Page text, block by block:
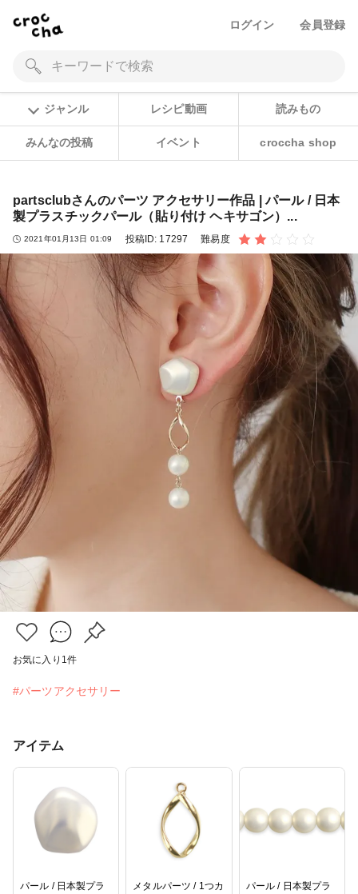
ログイン 会員登録
ジャンル レシピ動画 読みもの
みんなの投稿 イベント croccha shop
partsclubさんのパーツ アクセサリー作品 | パール / 日本
製プラスチックパール（貼り付け ヘキサゴン）...
2021年01月13日 01:09 投稿ID: 17297 難易度
お気に入り 1 件
#パーツアクセサリー
アイテム
パール / 日本製プラ
メタルパーツ / 1つカ
パール / 日本製プラ